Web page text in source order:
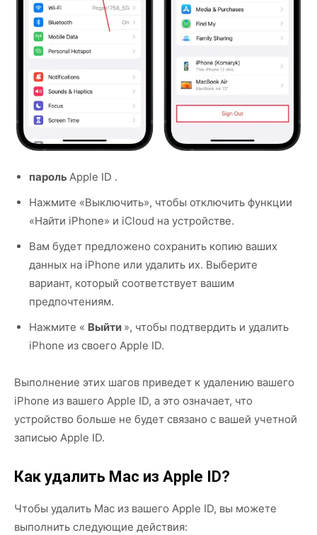
пароль Apple ID .
Нажмите «Выключить», чтобы отключить функции
«Найти iPhone» и iCloud на устройстве.
Вам будет предложено сохранить копию ваших
данных на iPhone или удалить их. Выберите
вариант, который соответствует вашим
предпочтениям.
Нажмите « Выйти », чтобы подтвердить и удалить
iPhone из своего Apple ID.
Выполнение этих шагов приведет к удалению вашего
iPhone из вашего Apple ID, а это означает, что
устройство больше не будет связано с вашей учетной
записью Apple ID.
Как удалить Mac из Apple ID?
Чтобы удалить Mac из вашего Apple ID, вы можете
выполнить следующие действия: